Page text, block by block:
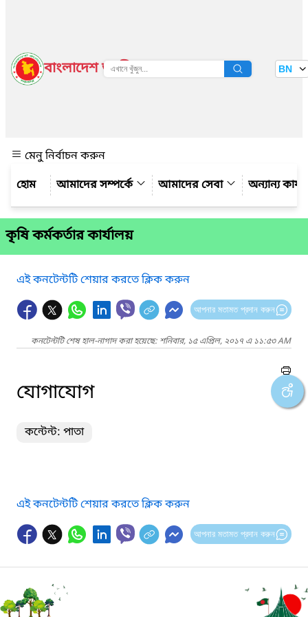
বাংলাদেশ জাতীয় তথ্য বাতায়ন BN
মেনু নির্বাচন করুন
আমাদের সম্পর্কে
আমাদের সেবা অন্যান্য
কৃষি কর্মকর্তার কার্যালয়
এই কনটেন্টটি শেয়ার করতে ক্লিক করুন
আপনার মতামত প্রদান করুন
কনটেন্টটি শেষ হাল-নাগাদ করা হয়েছে: শনিবার, ১৫ এপ্রিল, ২০১৭ এ ১১:৫৩ AM
যোগাযোগ
কন্টেন্ট: পাতা
এই কনটেন্টটি শেয়ার করতে ক্লিক করুন
আপনার মতামত প্রদান করুন